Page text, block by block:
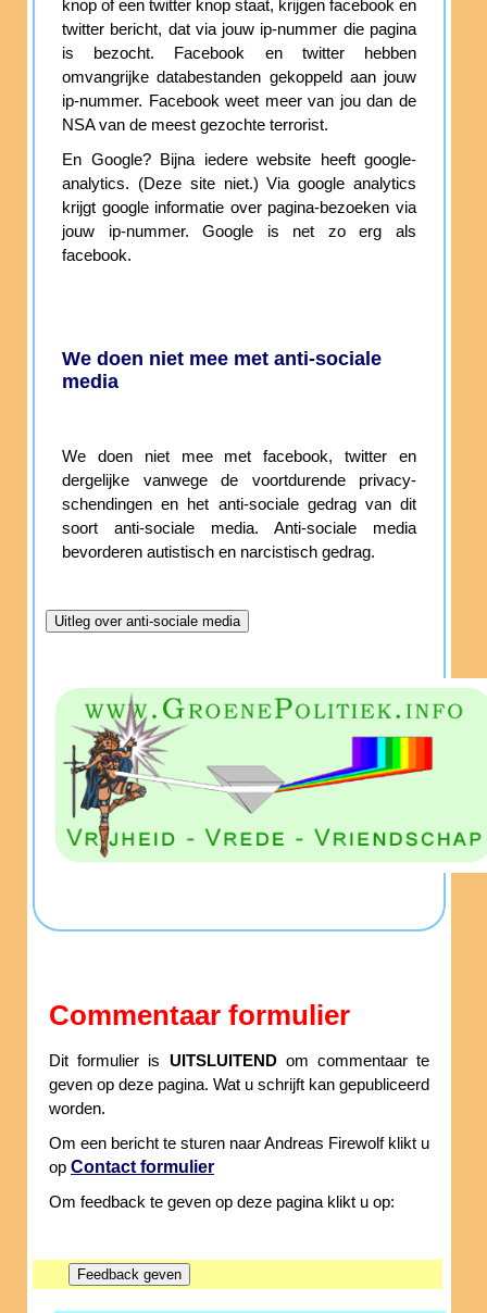
knop of een twitter knop staat, krijgen facebook en
twitter bericht, dat via jouw ip-nummer die pagina
is bezocht. Facebook en twitter hebben
omvangrijke databestanden gekoppeld aan jouw
ip-nummer. Facebook weet meer van jou dan de
NSA van de meest gezochte terrorist.
En Google? Bijna iedere website heeft google-
analytics. (Deze site niet.) Via google analytics
krijgt google informatie over pagina-bezoeken via
jouw ip-nummer. Google is net zo erg als
facebook.
We doen niet mee met anti-sociale
media
We doen niet mee met facebook, twitter en
dergelijke vanwege de voortdurende privacy-
schendingen en het anti-sociale gedrag van dit
soort anti-sociale media. Anti-sociale media
bevorderen autistisch en narcistisch gedrag.
Commentaar formulier
Dit formulier is UITSLUITENDom commentaar te
geven op deze pagina. Wat u schrijft kan gepubliceerd
worden.
Om een bericht te sturen naar Andreas Firewolf klikt u
op Contact formulier
Om feedback te geven op deze pagina klikt u op: